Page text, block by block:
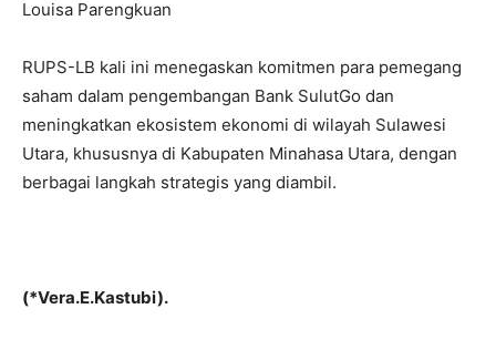
Louisa Parengkuan
RUPS-LB kali ini menegaskan komitmen para pemegang
saham dalam pengembangan Bank SulutGo dan
meningkatkan ekosistem ekonomi di wilayah Sulawesi
Utara, khususnya di Kabupaten Minahasa Utara, dengan
berbagai langkah strategis yang diambil.
(*Vera.E.Kastubi).